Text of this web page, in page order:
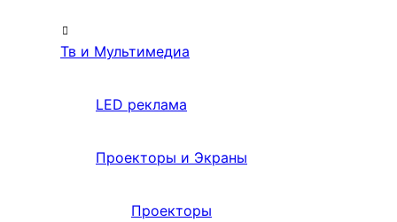
Тв и Мультимедиа
LED реклама
Проекторы и Экраны
Проекторы